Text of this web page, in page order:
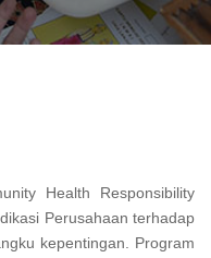
Health Responsibility
Perusahaan terhadap
kepentingan. Program